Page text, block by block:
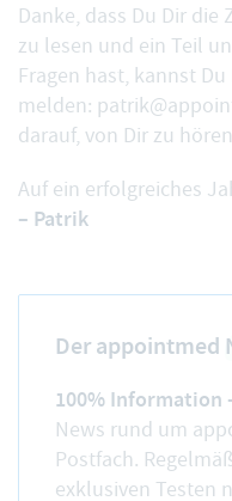
Danke, dass Du Dir
zu lesen und ein Teil
Fragen hast, kannst
melden:
darauf, von Dir zu
Auf ein erfolgreiches
– Patrik
Der appointmed
100% Information
News rund um
Postfach.
exklusiven Testen